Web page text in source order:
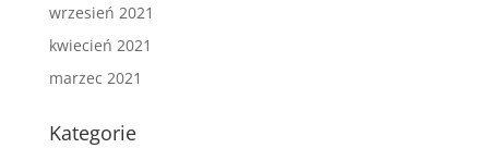
wrzesień 2021
kwiecień 2021
marzec 2021
Kategorie